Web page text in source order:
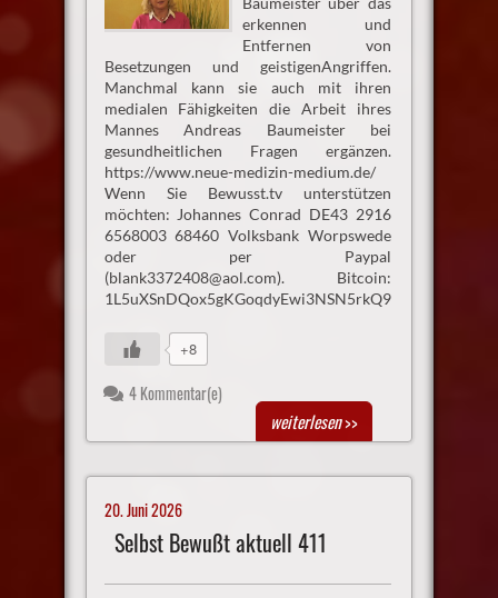
erkennen und
Entfernen von
Besetzungen und geistigenAngriffen.
Manchmal kann sie auch mit ihren
medialen Fähigkeiten die Arbeit ihres
Mannes Andreas Baumeister bei
gesundheitlichen Fragen ergänzen.
https://www.neue-medizin-medium.de/
Wenn Sie Bewusst.tv unterstützen
möchten: Johannes Conrad DE43 2916
6568003 68460 Volksbank Worpswede
oder per Paypal
(blank3372408@aol.com). Bitcoin:
1L5uXSnDQox5gKGoqdyEwi3NSN5rkQ99Ae
+8
4 Kommentar(e)
weiterlesen>>
20. Juni 2026
Selbst Bewußt aktuell 411